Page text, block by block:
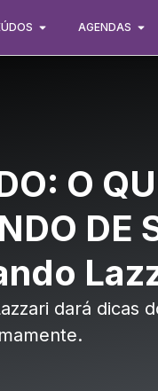
AGENDAS
O
DE
dará dicas